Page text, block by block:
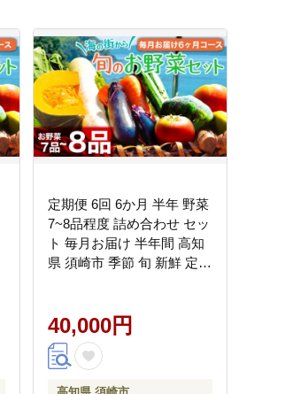
定期便 6回 6か月 半年 野菜
7~8品程度 詰め合わせ セッ
ト 毎月お届け 半年間 高知
県 須崎市 季節 旬 新鮮 定番
ラ きゅうり かぼちゃ パプ
リカ ブロッコリー トマト
カブ タマネギ じゃがいも
40,000円